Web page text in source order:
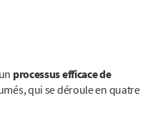
processus efficace de
qui se déroule en quatre